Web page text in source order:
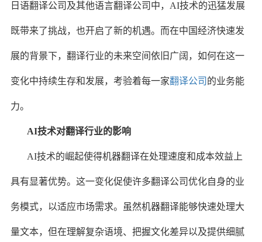
日语翻译公司及其他语言翻译公司中，AI技术的迅猛发展
既带来了挑战，也开启了新的机遇。而在中国经济快速发
展的背景下，翻译行业的未来空间依旧广阔，如何在这一
变化中持续生存和发展，考验着每一家翻译公司 的业务能
力。
AI技术对翻译行业的影响
AI技术的崛起使得机器翻译在处理速度和成本效益上
具有显著优势。这一变化促使许多翻译公司优化自身的业
务模式，以适应市场需求。虽然机器翻译能够快速处理大
量文本，但在理解复杂语境、把握文化差异以及提供细腻